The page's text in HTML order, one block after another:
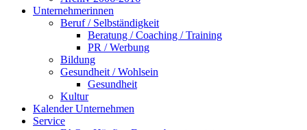
Unternehmerinnen
Beruf / Selbständigkeit
Beratung / Coaching / Training
PR / Werbung
Bildung
Gesundheit / Wohlsein
Gesundheit
Kultur
Kalender Unternehmen
Service